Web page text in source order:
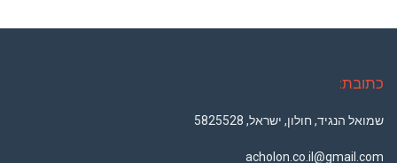
כתובת:
שמואל הנגיד, חולון, ישראל, 5825528
acholon.co.il@gmail.com